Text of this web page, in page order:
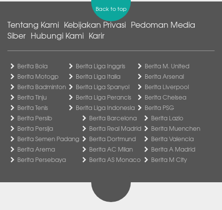
Back to top
Tentang Kami Kebijakan Privasi Pedoman Media
Siber Hubungi Kami Karir
Berita Bola
Berita Motogp
Berita Badminton
Berita Tinju
Berita Tenis
Berita Liga Inggris
Berita Liga Italia
Berita Liga Spanyol
Berita Liga Perancis
Berita Liga Indonesia
Berita M. United
Berita Arsenal
Berita Liverpool
Berita Chelsea
Berita PSG
Berita Persib
Berita Persija
Berita Semen Padang
Berita Arema
Berita Persebaya
Berita Barcelona
Berita Real Madrid
Berita Dortmund
Berita AC Milan
Berita AS Monaco
Berita Lazio
Berita Muenchen
Berita Valencia
Berita A Madrid
Berita M City